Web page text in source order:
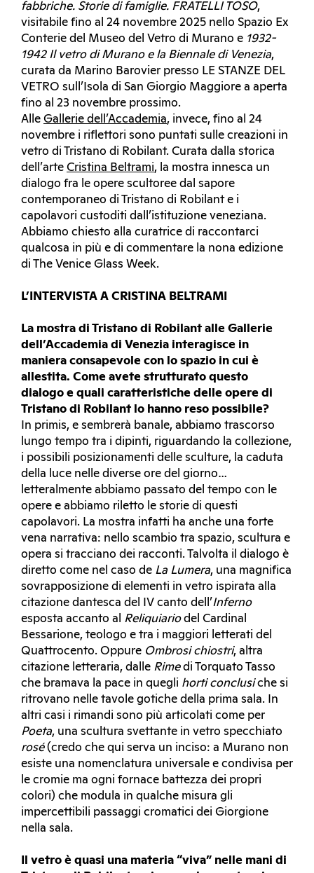
fabbriche. Storie di famiglie. FRATELLI TOSO,
visitabile fino al 24 novembre 2025 nello Spazio Ex
Conterie del Museo del Vetro di Murano e 1932-
1942 Il vetro di Murano e la Biennale di Venezia,
curata da Marino Barovier presso LE STANZE DEL
VETRO sull’Isola di San Giorgio Maggiore a aperta
fino al 23 novembre prossimo.
Alle Gallerie dell’Accademia, invece, fino al 24
novembre i riflettori sono puntati sulle creazioni in
vetro di Tristano di Robilant. Curata dalla storica
dell’arte Cristina Beltrami, la mostra innesca un
dialogo fra le opere scultoree dal sapore
contemporaneo di Tristano di Robilant e i
capolavori custoditi dall’istituzione veneziana.
Abbiamo chiesto alla curatrice di raccontarci
qualcosa in più e di commentare la nona edizione
di The Venice Glass Week.
L’INTERVISTA A CRISTINA BELTRAMI
La mostra di Tristano di Robilant alle Gallerie
dell’Accademia di Venezia interagisce in
maniera consapevole con lo spazio in cui è
allestita. Come avete strutturato questo
dialogo e quali caratteristiche delle opere di
Tristano di Robilant lo hanno reso possibile?
In primis, e sembrerà banale, abbiamo trascorso
lungo tempo tra i dipinti, riguardando la collezione,
i possibili posizionamenti delle sculture, la caduta
della luce nelle diverse ore del giorno…
letteralmente abbiamo passato del tempo con le
opere e abbiamo riletto le storie di questi
capolavori. La mostra infatti ha anche una forte
vena narrativa: nello scambio tra spazio, scultura e
opera si tracciano dei racconti. Talvolta il dialogo è
diretto come nel caso de La Lumera, una magnifica
sovrapposizione di elementi in vetro ispirata alla
citazione dantesca del IV canto dell’Inferno
esposta accanto al Reliquiariodel Cardinal
Bessarione, teologo e tra i maggiori letterati del
Quattrocento. Oppure Ombrosi chiostri, altra
citazione letteraria, dalle Rimedi Torquato Tasso
che bramava la pace in quegli horti conclusiche si
ritrovano nelle tavole gotiche della prima sala. In
altri casi i rimandi sono più articolati come per
Poeta, una scultura svettante in vetro specchiato
rosé(credo che qui serva un inciso: a Murano non
esiste una nomenclatura universale e condivisa per
le cromie ma ogni fornace battezza dei propri
colori) che modula in qualche misura gli
impercettibili passaggi cromatici dei Giorgione
nella sala.
Il vetro è quasi una materia “viva” nelle mani di